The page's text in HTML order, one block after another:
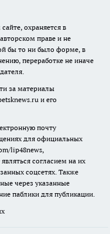
охраняется в
праве и не
бы то ни было форме, в
переработке не иначе
за материалы
и его
почту
для официальных
lip48news,
согласием на их
соцсетях. Также
через указанные
паблики для публикации.